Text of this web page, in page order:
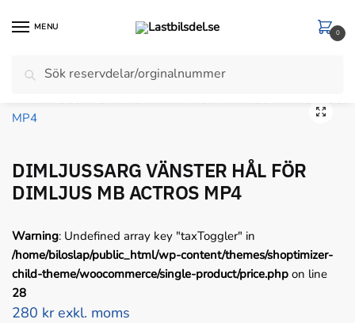
MENU
efter:
0
Hem Mercedes / DIMLJUSSARG VÄNSTER HÅL FÖR DIMLJUS MB ACTROS MP4
🔍
DIMLJUSSARG VÄNSTER HÅL FÖR
DIMLJUS MB ACTROS MP4
Warning: Undefined array key "taxToggler" in
/home/biloslap/public_html/wp-content/themes/shoptimizer-
child-theme/woocommerce/single-product/price.php on line
28
280 kr exkl. moms